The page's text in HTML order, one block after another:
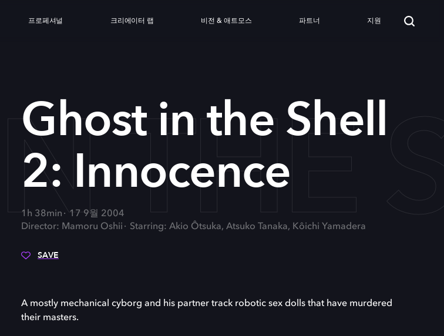
프로페셔널 크리에이터 랩 비전 & 애트모스 파트너 지원
THE
Ghost in the Shell
2: Innocence
1h 38min
17 9월 2004
Director: Mamoru Oshii
Starring: Akio Ôtsuka, Atsuko Tanaka, Kôichi Yamadera
SAVE
A mostly mechanical cyborg and his partner track robotic sex dolls that have murdered
their masters.